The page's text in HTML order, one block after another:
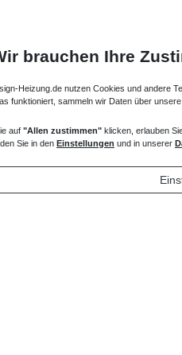
Ventil
€ *
brauchen Ihre
Heizung.de nutzen Cookies und andere
funktioniert, sammeln wir Daten über
auf "Allen zustimmen" klicken, erlauben
Sie in den Einstellungen und in unserer